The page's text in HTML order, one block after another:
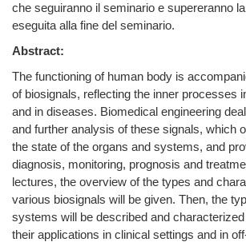
che seguiranno il seminario e supereranno
eseguita alla fine del seminario.
Abstract:
The functioning of human body is
of biosignals, reflecting the inner processes
and in diseases. Biomedical engineering
and further analysis of these signals, which
the state of the organs and systems, and
diagnosis, monitoring, prognosis and
lectures, the overview of the types and
various biosignals will be given. Then, the
systems will be described and
their applications in clinical settings and in